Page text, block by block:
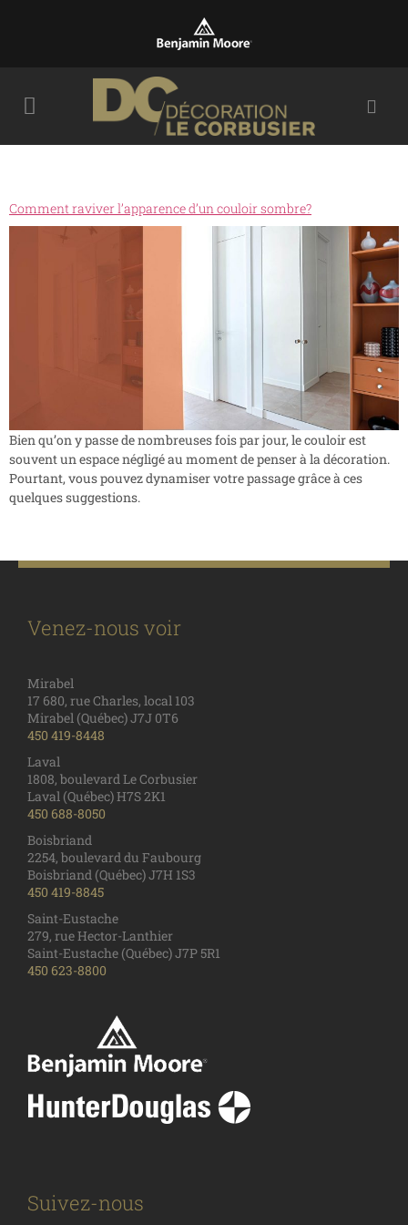
Comment raviver l’apparence d’un couloir sombre?
Bien qu’on y passe de nombreuses fois par jour, le couloir est
souvent un espace négligé au moment de penser à la décoration.
Pourtant, vous pouvez dynamiser votre passage grâce à ces
quelques suggestions.
Venez-nous voir
Mirabel
17 680, rue Charles, local 103
Mirabel (Québec) J7J 0T6
450 419-8448
Laval
1808, boulevard Le Corbusier
Laval (Québec) H7S 2K1
450 688-8050
Boisbriand
2254, boulevard du Faubourg
Boisbriand (Québec) J7H 1S3
450 419-8845
Saint-Eustache
279, rue Hector-Lanthier
Saint-Eustache (Québec) J7P 5R1
450 623-8800
Suivez-nous